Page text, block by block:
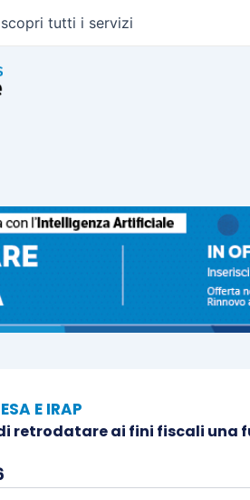
tutti i servizi
E IRAP
retrodatare ai fini fiscali una